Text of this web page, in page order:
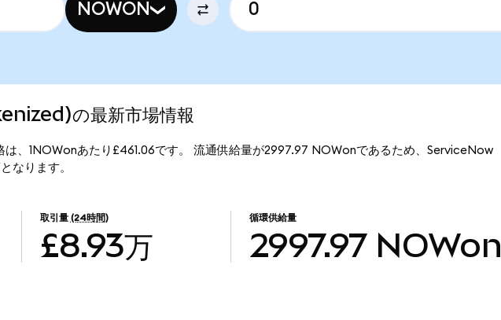
NOWON
の最新市場情報
、1NOWonあたり£461.06です。 流通供給量が2997.97 NOWonであるため、ServiceNow
なります。
取引量 (24時間)
£8.93万
循環供給量
2997.97 NOWon